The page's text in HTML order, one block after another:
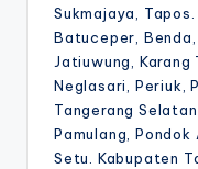
Sukmajaya,
Batuceper, Benda,
Jatiuwung, Karang
Neglasari, Periuk,
Tangerang
Pamulang, Pondok
Setu. Kabupaten